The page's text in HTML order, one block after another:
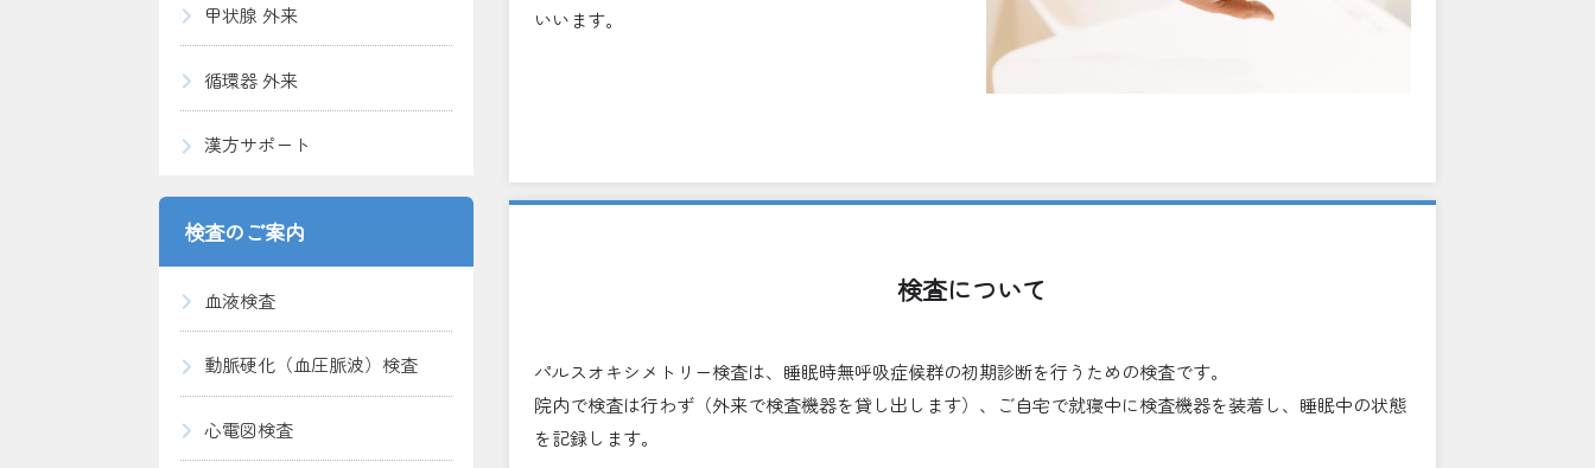
いいます。
検査について
パルスオキシメトリー検査は、睡眠時無呼吸症候群の初期診断を行うための検査です。
院内で検査は行わず（外来で検査機器を貸し出します）、ご自宅で就寝中に検査機器を装着し、睡眠中の状態
を記録します。
甲状腺 外来
循環器 外来
漢方サポート
検査のご案内
血液検査
動脈硬化（血圧脈波）検査
心電図検査